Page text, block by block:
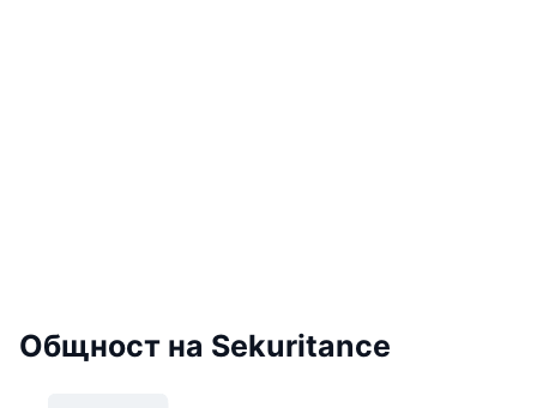
Общност на Sekuritance